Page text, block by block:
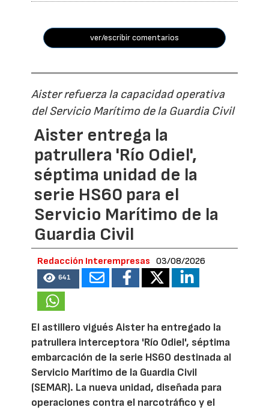
ver/escribir comentarios
Aister refuerza la capacidad operativa
del Servicio Marítimo de la Guardia Civil
Aister entrega la
patrullera 'Río Odiel',
séptima unidad de la
serie HS60 para el
Servicio Marítimo de la
Guardia Civil
Redacción Interempresas 03/08/2026
641
El astillero vigués Aister ha entregado la
patrullera interceptora 'Río Odiel', séptima
embarcación de la serie HS60 destinada al
Servicio Marítimo de la Guardia Civil
(SEMAR). La nueva unidad, diseñada para
operaciones contra el narcotráfico y el